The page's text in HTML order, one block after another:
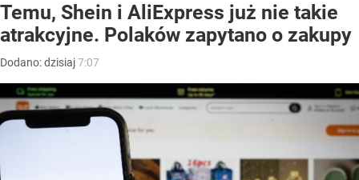
Temu, Shein i AliExpress już nie takie
atrakcyjne. Polaków zapytano o zakupy
Dodano:dzisiaj7:07